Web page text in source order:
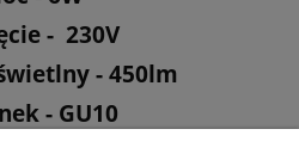
- 230V
- 450lm
- GU10